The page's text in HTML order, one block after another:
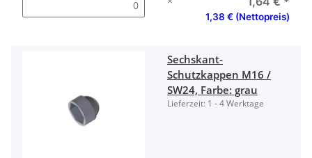
1,38 € (Nettopreis)
Sechskant-
Schutzkappen M16 /
SW24, Farbe: grau
Lieferzeit: 1 - 4 Werktage